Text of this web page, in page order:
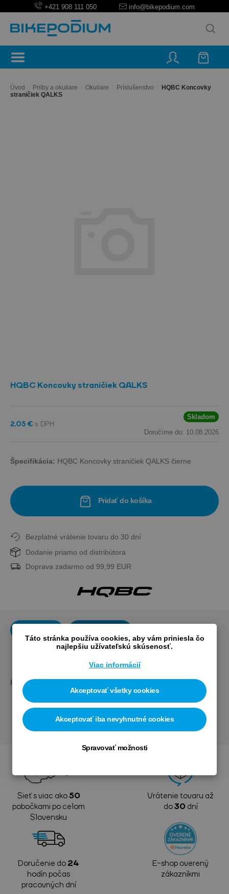
Táto stránka používa cookies, aby vám priniesla čo
najlepšiu užívateľskú skúsenosť.
Viac informácií
Akceptovať všetky cookies
Akceptovať iba nevyhnutné cookies
Spravovať možnosti
+421 908 111 050 info@bikepodium.com
Úvod Prilby a okuliare Okuliare Príslušenstvo
HQBC Koncovky
straničiek QALKS
HQBC Koncovky straničiek QALKS
2,05 €
Skladom
Doručíme do: 10.08.2026
Špecifikácia: HQBC Koncovky straničiek QALKS čierne
Pridať do košíka
Bezplatné vrátenie tovaru do 30 dní
Dodanie priamo od distribútora
Doprava zadarmo od 99,99 EUR
ID produktu:
Sieť s viac ako50
pobočkami po celom
Slovensku
Vrátenie tovaru až
do30dní
Doručenie do24
hodín počas
pracovných dní
E-shop overený
zákazníkmi